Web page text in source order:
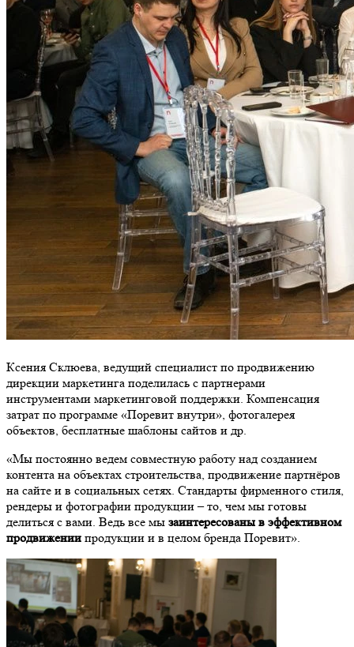
Ксения Склюева, ведущий специалист по продвижению
дирекции маркетинга поделилась с партнерами
инструментами маркетинговой поддержки. Компенсация
затрат по программе «Поревит внутри», фотогалерея
объектов, бесплатные шаблоны сайтов и др.
«Мы постоянно ведем совместную работу над созданием
контента на объектах строительства, продвижение партнёров
на сайте и в социальных сетях. Стандарты фирменного стиля,
рендеры и фотографии продукции – то, чем мы готовы
делиться с вами. Ведь все мы заинтересованы в эффективном
продвижении продукции и в целом бренда Поревит».